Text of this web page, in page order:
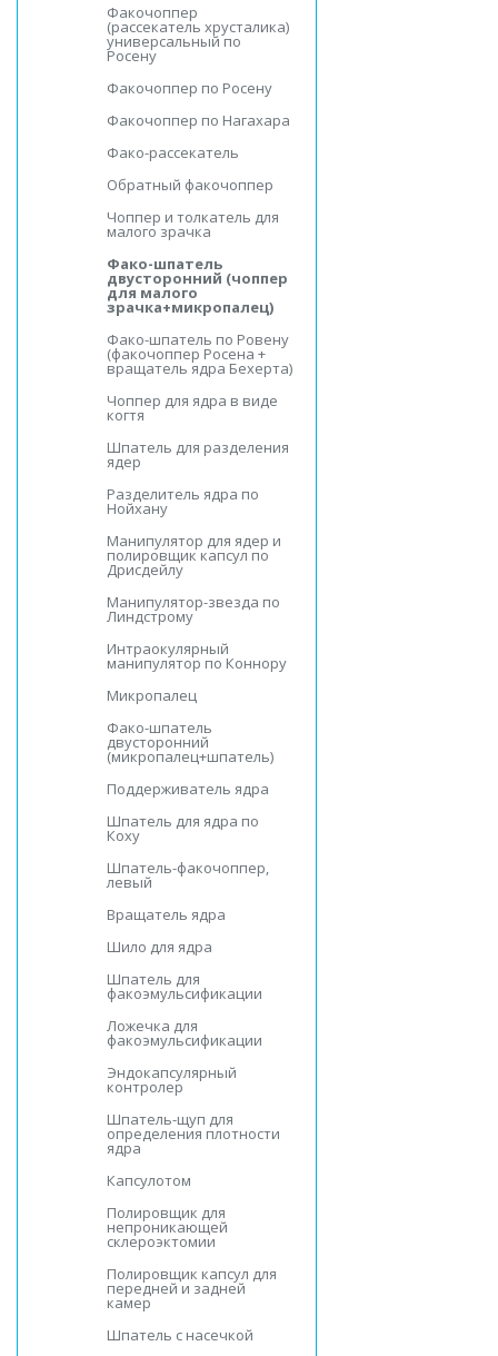
Факочоппер
(рассекатель хрусталика)
универсальный по
Росену
Факочоппер по Росену
Факочоппер по Нагахара
Фако-рассекатель
Обратный факочоппер
Чоппер и толкатель для
малого зрачка
Фако-шпатель
двусторонний (чоппер
для малого
зрачка+микропалец)
Фако-шпатель по Ровену
(факочоппер Росена +
вращатель ядра Бехерта)
Чоппер для ядра в виде
когтя
Шпатель для разделения
ядер
Разделитель ядра по
Нойхану
Манипулятор для ядер и
полировщик капсул по
Дрисдейлу
Манипулятор-звезда по
Линдстрому
Интраокулярный
манипулятор по Коннору
Микропалец
Фако-шпатель
двусторонний
(микропалец+шпатель)
Поддерживатель ядра
Шпатель для ядра по
Коху
Шпатель-факочоппер,
левый
Вращатель ядра
Шило для ядра
Шпатель для
факоэмульсификации
Ложечка для
факоэмульсификации
Эндокапсулярный
контролер
Шпатель-щуп для
определения плотности
ядра
Капсулотом
Полировщик для
непроникающей
склероэктомии
Полировщик капсул для
передней и задней
камер
Шпатель с насечкой